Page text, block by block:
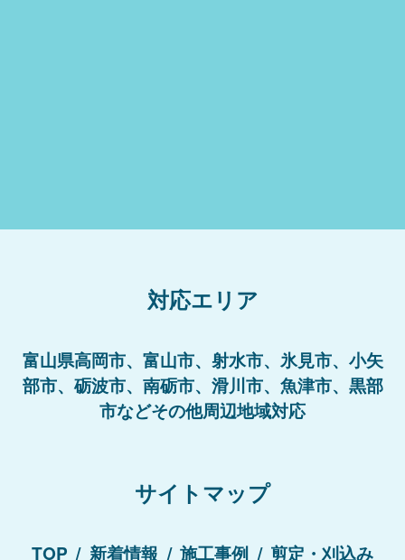
対応エリア
富山県高岡市、富山市、射水市、氷見市、小矢
部市、砺波市、南砺市、滑川市、魚津市、黒部
市などその他周辺地域対応
サイトマップ
TOP 新着情報 施工事例 剪定・刈込み